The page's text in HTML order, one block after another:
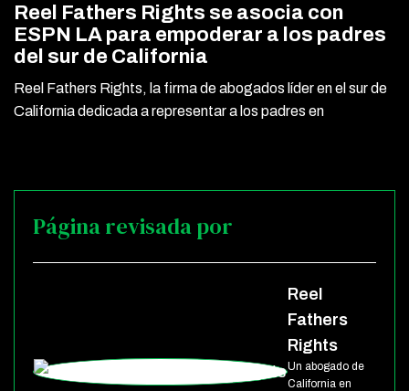
Reel Fathers Rights se asocia con
ESPN LA para empoderar a los padres
del sur de California
Reel Fathers Rights, la firma de abogados líder en el sur de
California dedicada a representar a los padres en
Página revisada por
Reel
Fathers
Rights
Un abogado de
California en